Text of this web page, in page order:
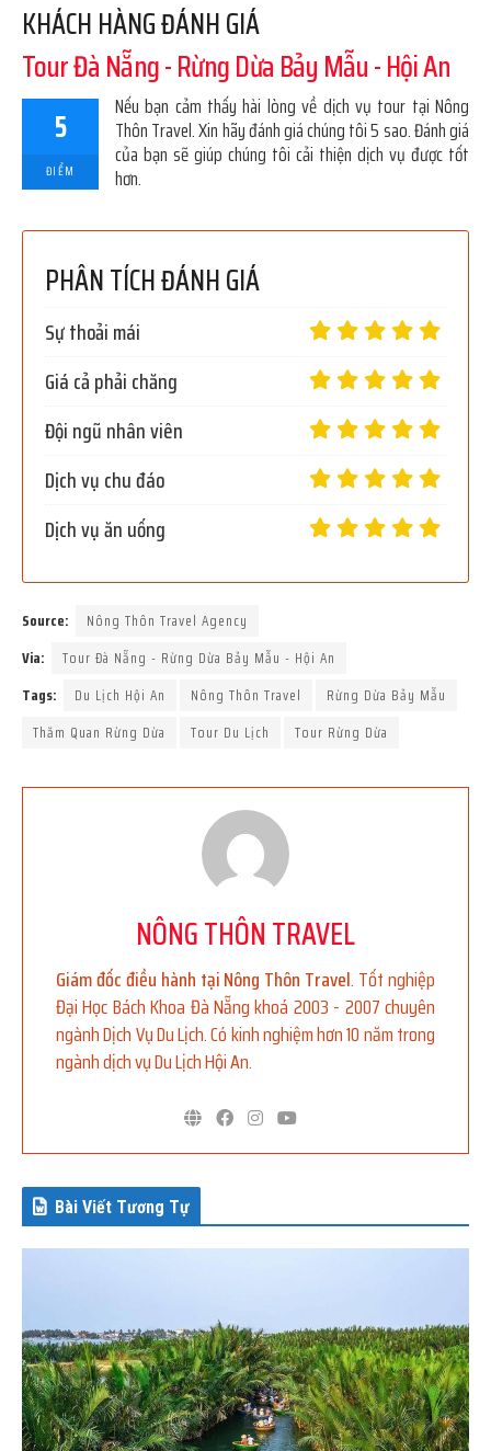
KHÁCH HÀNG ĐÁNH GIÁ
Tour Đà Nẵng - Rừng Dừa Bảy Mẫu - Hội An
5
ĐIỂM
Nếu bạn cảm thấy hài lòng về dịch vụ tour tại Nông
Thôn Travel. Xin hãy đánh giá chúng tôi 5 sao. Đánh giá
của bạn sẽ giúp chúng tôi cải thiện dịch vụ được tốt
hơn.
PHÂN TÍCH ĐÁNH GIÁ
Sự thoải mái
Giá cả phải chăng
Đội ngũ nhân viên
Dịch vụ chu đáo
Dịch vụ ăn uống
Source: Nông Thôn Travel Agency
Via: Tour Đà Nẵng - Rừng Dừa Bảy Mẫu - Hội An
Tags: Du Lịch Hội An Nông Thôn Travel
Rừng Dừa Bảy Mẫu
Thăm Quan Rừng Dừa
Tour Du Lịch Tour Rừng Dừa
NÔNG THÔN TRAVEL
Giám đốc điều hành tại Nông Thôn Travel. Tốt nghiệp
Đại Học Bách Khoa Đà Nẵng khoá 2003 - 2007 chuyên
ngành Dịch Vụ Du Lịch. Có kinh nghiệm hơn 10 năm trong
ngành dịch vụ Du Lịch Hội An.
Bài Viết Tương Tự